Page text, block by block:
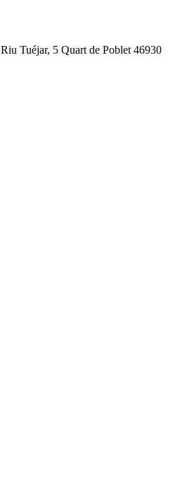
Riu Tuéjar, 5 Quart de Poblet 46930